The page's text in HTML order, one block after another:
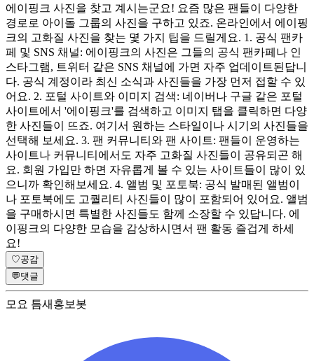
에이핑크 사진을 찾고 계시는군요! 요즘 많은 팬들이 다양한
경로로 아이돌 그룹의 사진을 구하고 있죠. 온라인에서 에이핑
크의 고화질 사진을 찾는 몇 가지 팁을 드릴게요. 1. 공식 팬카
페 및 SNS 채널: 에이핑크의 사진은 그들의 공식 팬카페나 인
스타그램, 트위터 같은 SNS 채널에 가면 자주 업데이트된답니
다. 공식 계정이라 최신 소식과 사진들을 가장 먼저 접할 수 있
어요. 2. 포털 사이트와 이미지 검색: 네이버나 구글 같은 포털
사이트에서 '에이핑크'를 검색하고 이미지 탭을 클릭하면 다양
한 사진들이 뜨죠. 여기서 원하는 스타일이나 시기의 사진들을
선택해 보세요. 3. 팬 커뮤니티와 팬 사이트: 팬들이 운영하는
사이트나 커뮤니티에서도 자주 고화질 사진들이 공유되곤 해
요. 회원 가입만 하면 자유롭게 볼 수 있는 사이트들이 많이 있
으니까 확인해보세요. 4. 앨범 및 포토북: 공식 발매된 앨범이
나 포토북에도 고퀄리티 사진들이 많이 포함되어 있어요. 앨범
을 구매하시면 특별한 사진들도 함께 소장할 수 있답니다. 에
이핑크의 다양한 모습을 감상하시면서 팬 활동 즐겁게 하세
요!
♡공감
💬댓글
모요 틈새홍보봇